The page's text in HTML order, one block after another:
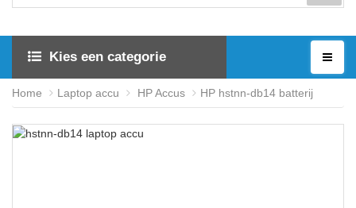
Kies een categorie
Home Laptop accu HP Accus HP hstnn-db14 batterij